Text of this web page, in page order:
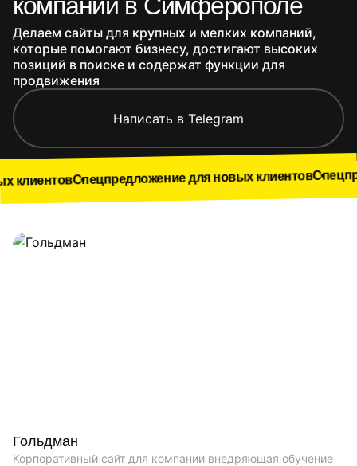
Делаем сайты для крупных и мелких компаний,
которые помогают бизнесу, достигают высоких
позиций в поиске и содержат функции для
продвижения
Написать в Telegram
Спецпредложение для новых клиентов
Наши работы
Гольдман
Корпоративный сайт для компании внедряющая обучение